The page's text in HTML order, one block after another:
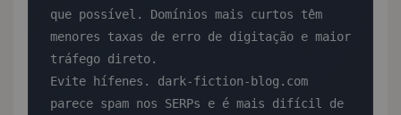
que possível. Domínios mais curtos têm
menores taxas de erro de digitação e maior
tráfego direto.
Evite hífenes. dark-fiction-blog.com
parece spam nos SERPs e é mais difícil de